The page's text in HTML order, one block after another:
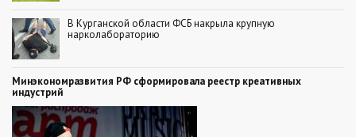
В Курганской области ФСБ накрыла крупную
нарколабораторию
Минэкономразвития РФ сформировала реестр креативных
индустрий